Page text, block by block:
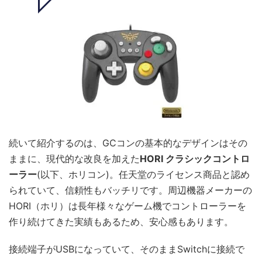
続いて紹介するのは、GCコンの基本的なデザインはその
ままに、現代的な改良を加えたHORI クラシックコントロ
ーラー(以下、ホリコン)。任天堂のライセンス商品と認め
られていて、信頼性もバッチリです。周辺機器メーカーの
HORI（ホリ）は長年様々なゲーム機でコントローラーを
作り続けてきた実績もあるため、安心感もあります。
接続端子がUSBになっていて、そのままSwitchに接続で